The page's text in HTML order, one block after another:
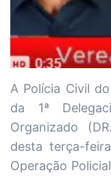
A Polícia Civil
da 1ª
Organizado
desta terça-
Operação